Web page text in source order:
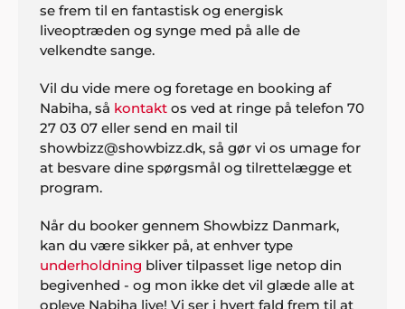
se frem til en fantastisk og energisk
liveoptræden og synge med på alle de
velkendte sange.
Vil du vide mere og foretage en booking af
Nabiha, så kontakt os ved at ringe på telefon 70
27 03 07 eller send en mail til
showbizz@showbizz.dk, så gør vi os umage for
at besvare dine spørgsmål og tilrettelægge et
program.
Når du booker gennem Showbizz Danmark,
kan du være sikker på, at enhver type
underholdning bliver tilpasset lige netop din
begivenhed - og mon ikke det vil glæde alle at
opleve Nabiha live! Vi ser i hvert fald frem til at